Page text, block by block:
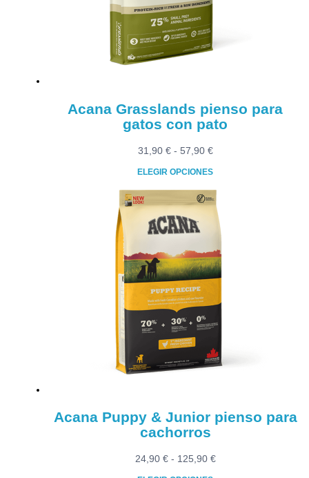
Acana Grasslands pienso para
gatos con pato
31,90 € - 57,90 €Rango
desde
31,90 €
hasta
ELEGIR OPCIONES
Este
producto
tiene
múltiples
variantes.
Las
opciones
se
pueden
elegir
en
la
Acana Puppy & Junior pienso para
cachorros
24,90 € - 125,90 €Rango